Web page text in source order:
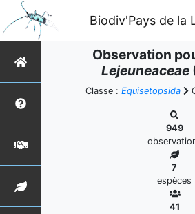
Biodiv'Pays de la
Observation
Lejeuneaceae
Classe : Equisetopsida
949
7
espèces
41